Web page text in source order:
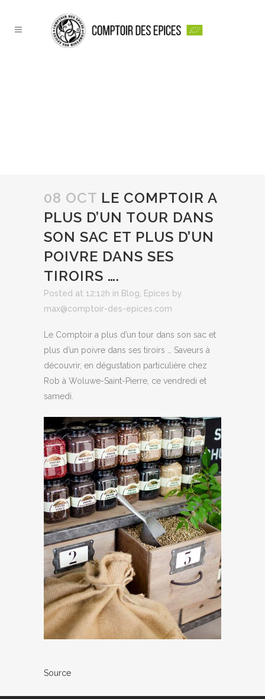
08 OCT LE COMPTOIR A
PLUS D’UN TOUR DANS
SON SAC ET PLUS D’UN
POIVRE DANS SES
TIROIRS ….
Posted at 12:12h in Blog Epices by
max@comptoir-des-epices.com
Le Comptoir a plus d’un tour dans son sac et
plus d’un poivre dans ses tiroirs … Saveurs à
découvrir, en dégustation particulière chez
Rob à Woluwe-Saint-Pierre, ce vendredi et
samedi.
Source